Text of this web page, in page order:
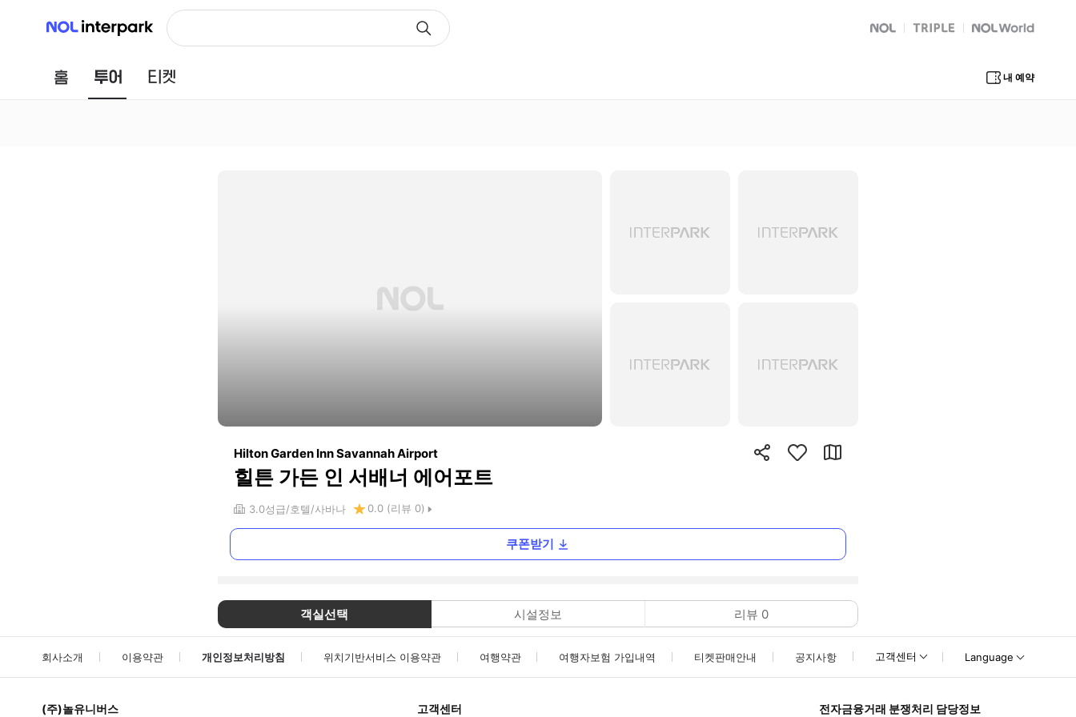
NOL 인터파크
NOL
트리플 Global Interpark
홈 투어 내 예약
Hilton Garden Inn Savannah Airport
힐튼 가든 인 서배너 에어포트
3.0성급 호텔 사바나 0.0 (리뷰 0)
쿠폰받기
객실선택 시설정보 리뷰 0
회사소개 이용약관 개인정보처리방침 위치기반서비스 이용약관 여행약관 여행자보험 가입내역 티켓판매안내 공지사항 고객센터 Language
(주)놀유니버스 고객센터 전자금융거래 분쟁처리 담당정보